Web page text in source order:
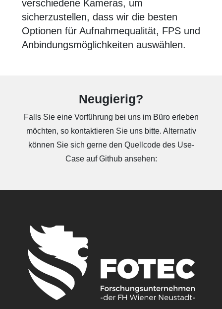
verschiedene Kameras, um
sicherzustellen, dass wir die besten
Optionen für Aufnahmequalität, FPS und
Anbindungsmöglichkeiten auswählen.
Neugierig?
Falls Sie eine Vorführung bei uns im Büro erleben
möchten, so kontaktieren Sie uns bitte. Alternativ
können Sie sich gerne den Quellcode des Use-
Case auf Github ansehen: